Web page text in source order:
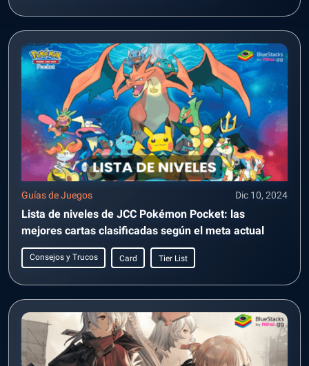
Guías de Juegos Dic 10, 2024
Lista de niveles de JCC Pokémon Pocket: las
mejores cartas clasificadas según el meta actual
Consejos y Trucos Card Tier List